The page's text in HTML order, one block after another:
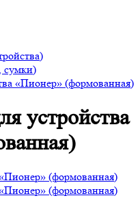
сумки)
«Пионер» (формованная)
устройства